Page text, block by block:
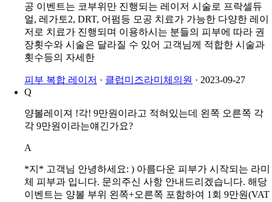
공 이벤트는 코부위만 진행되는 레이저 시술로 프락셀듀
얼, 레가토2, DRT, 어펌등 모공 치료가 가능한 다양한 레이
저로 치료가 진행되며 이용하시는 분들의 피부에 따라 권
장횟수와 시술은 달라질 수 있어 고객님께 적합한 시술과
횟수등의 자세한
피부 복합 레이저 · 클럽미즈라미체의원 · 2023-09-27
Q
양볼레이져 !각! 9만원이라고 적혀있는데 왼쪽 오른쪽 각
각 9만원이라는얘긴가요?
A
*지* 고객님 안녕하세요: ) 아름다운 피부가 시작되는 라미
체 피부과 입니다. 문의주신 사항 안내드리겠습니다. 해당
이벤트는 양볼 부위 왼쪽+오른쪽 포함하여 1회 9만원(VAT